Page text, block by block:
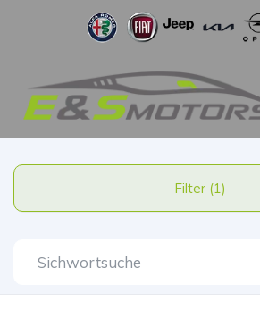
Filter (1)